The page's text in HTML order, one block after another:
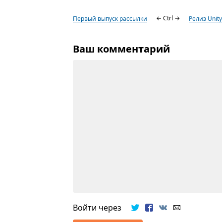
Первый выпуск рассылки ← Ctrl → Релиз
Ваш комментарий
Войти через